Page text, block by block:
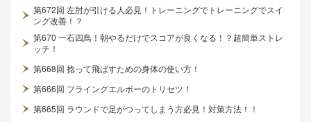
第672回 左肘が引ける人必見！トレーニングでトレーニングでスイ
ング改善！？
第670 一石四鳥！朝やるだけでスコアが良くなる！？超簡単ストレ
ッチ！
第668回 捻って飛ばすための身体の使い方！
第666回 フライングエルボーのトリセツ！
第665回 ラウンドで足がつってしまう方必見！対策方法！！